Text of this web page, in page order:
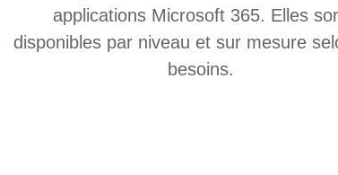
applications Microsoft 365. Elles
disponibles par niveau et sur mesure
besoins.